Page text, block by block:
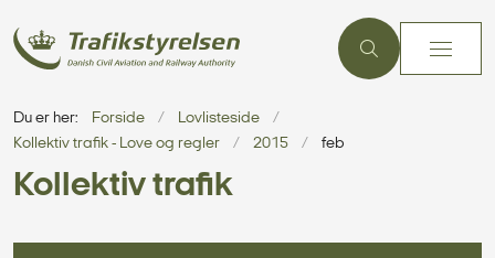
Du er her: Forside
Lovlisteside
Kollektiv trafik - Love og regler
2015 feb
Kollektiv trafik